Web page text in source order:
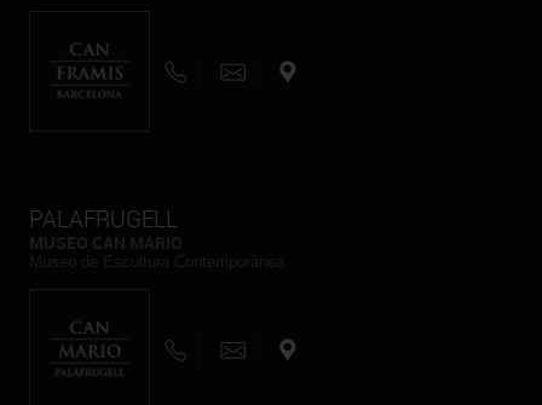
PALAFRUGELL